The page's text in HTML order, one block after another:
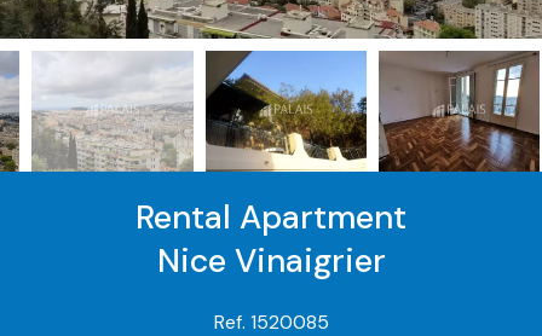
Rental Apartment
Nice Vinaigrier
Ref. 1520085